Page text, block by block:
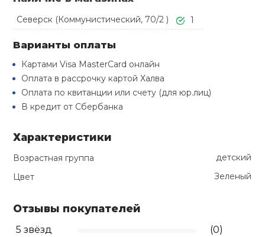
Скамьи
Кроссоверы
Барбекю
Обувь для
Футы
Ремни
Одежда для
Бутылки для
Грифы и
игры
комплексы и
стенки
и защита
Северск (Коммунистический, 70/2 ) 1
Варианты оплаты
Картами Visa MasterCard онлайн
Оплата в рассрочку картой Халва
Оплата по квитанции или счету (для юр.лиц)
В кредит от Сбербанка
Характеристики
Возрастная группа
детский
Цвет
Зеленый
Отзывы покупателей
5 звёзд
(0)